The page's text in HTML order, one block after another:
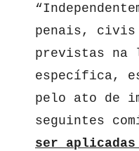
penais, civis
previstas na
específica,
pelo ato de
seguintes
ser